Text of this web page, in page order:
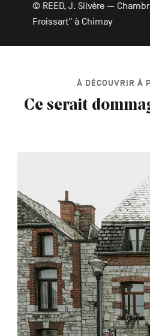
© REED, J. Silvère —
Froissart" à Chimay
À DÉCOUVRIR À
Ce serait